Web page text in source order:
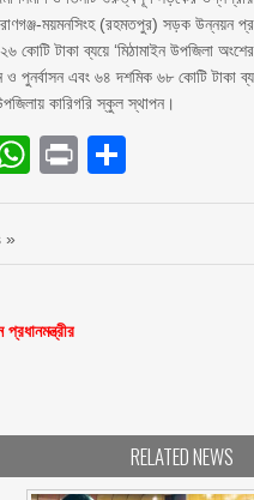
ময়মনসিংহ (রহমতপুর) সড়ক উন্নয়ন
টাকা ব্যয়ে ‘মিঠামাইন উপজিলা
পুনর্বাসন এবং ৬৪ দশমিক ৬৮ কোটি টাকা
কারিগরি স্কুল স্থাপন।
WhatsApp
Print
»
RELATED NEWS